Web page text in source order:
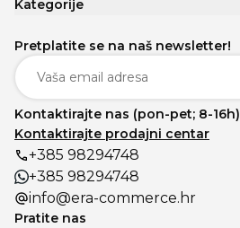
Kategorije
Pretplatite se na naš newsletter!
Kontaktirajte nas (pon-pet; 8-16h)
Kontaktirajte prodajni centar
+385 98294748
+385 98294748
info@era-commerce.hr
Pratite nas